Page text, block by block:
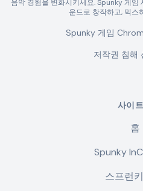
음악 경험을 변화시키세요. Spunky 게
운드로 창작하고, 믹스
Spunky 게임
저작권 침해
사이
홈
Spunky
스프런